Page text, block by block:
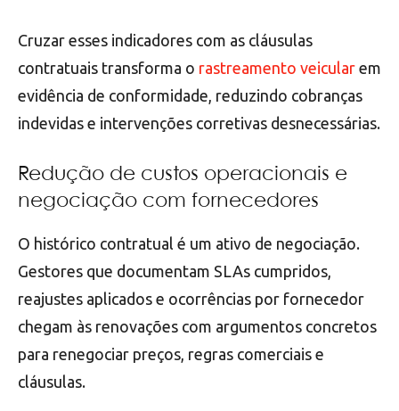
Cruzar esses indicadores com as cláusulas
contratuais transforma o rastreamento veicular em
evidência de conformidade, reduzindo cobranças
indevidas e intervenções corretivas desnecessárias.
Redução de custos operacionais e
negociação com fornecedores
O histórico contratual é um ativo de negociação.
Gestores que documentam SLAs cumpridos,
reajustes aplicados e ocorrências por fornecedor
chegam às renovações com argumentos concretos
para renegociar preços, regras comerciais e
cláusulas.